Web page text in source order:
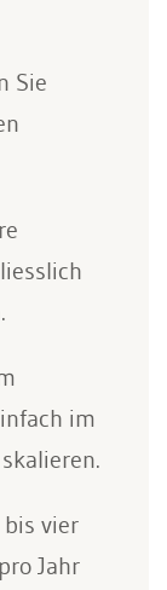
Sie
im
vier
Jahr